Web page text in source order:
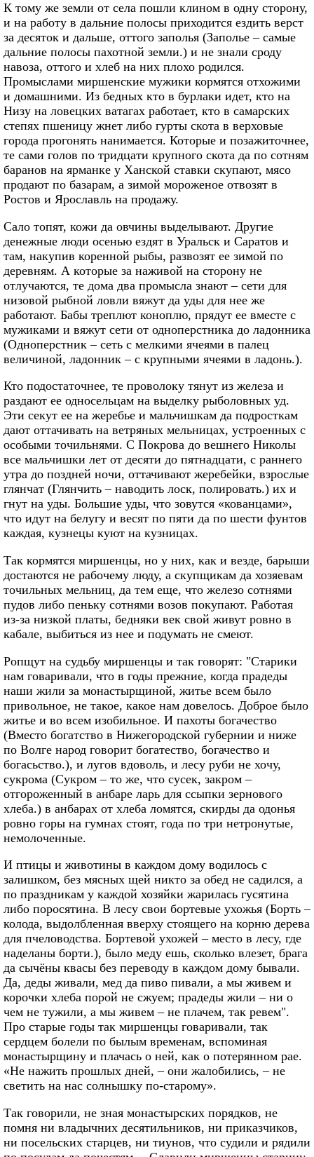
К тому же земли от села пошли клином в одну сторону,
и на работу в дальние полосы приходится ездить верст
за десяток и дальше, оттого заполья (Заполье – самые
дальние полосы пахотной земли.) и не знали сроду
навоза, оттого и хлеб на них плохо родился.
Промыслами миршенские мужики кормятся отхожими
и домашними. Из бедных кто в бурлаки идет, кто на
Низу на ловецких ватагах работает, кто в самарских
степях пшеницу жнет либо гурты скота в верховые
города прогонять нанимается. Которые и позажиточнее,
те сами голов по тридцати крупного скота да по сотням
баранов на ярманке у Ханской ставки скупают, мясо
продают по базарам, а зимой мороженое отвозят в
Ростов и Ярославль на продажу.
Сало топят, кожи да овчины выделывают. Другие
денежные люди осенью ездят в Уральск и Саратов и
там, накупив коренной рыбы, развозят ее зимой по
деревням. А которые за наживой на сторону не
отлучаются, те дома два промысла знают – сети для
низовой рыбной ловли вяжут да уды для нее же
работают. Бабы треплют коноплю, прядут ее вместе с
мужиками и вяжут сети от одноперстника до ладонника
(Одноперстник – сеть с мелкими ячеями в палец
величиной, ладонник – с крупными ячеями в ладонь.).
Кто подостаточнее, те проволоку тянут из железа и
раздают ее односельцам на выделку рыболовных уд.
Эти секут ее на жеребье и мальчишкам да подросткам
дают оттачивать на ветряных мельницах, устроенных с
особыми точильнями. С Покрова до вешнего Николы
все мальчишки лет от десяти до пятнадцати, с раннего
утра до поздней ночи, оттачивают жеребейки, взрослые
глянчат (Глянчить – наводить лоск, полировать.) их и
гнут на уды. Большие уды, что зовутся «кованцами»,
что идут на белугу и весят по пяти да по шести фунтов
каждая, кузнецы куют на кузницах.
Так кормятся миршенцы, но у них, как и везде, барыши
достаются не рабочему люду, а скупщикам да хозяевам
точильных мельниц, да тем еще, что железо сотнями
пудов либо пеньку сотнями возов покупают. Работая
из-за низкой платы, бедняки век свой живут ровно в
кабале, выбиться из нее и подумать не смеют.
Ропщут на судьбу миршенцы и так говорят: "Старики
нам говаривали, что в годы прежние, когда прадеды
наши жили за монастырщиной, житье всем было
привольное, не такое, какое нам довелось. Доброе было
житье и во всем изобильное. И пахоты богачество
(Вместо богатство в Нижегородской губернии и ниже
по Волге народ говорит богатество, богачество и
богасьство.), и лугов вдоволь, и лесу руби не хочу,
сукрома (Сукром – то же, что сусек, закром –
отгороженный в анбаре ларь для ссыпки зернового
хлеба.) в анбарах от хлеба ломятся, скирды да одонья
ровно горы на гумнах стоят, года по три нетронутые,
немолоченные.
И птицы и животины в каждом дому водилось с
залишком, без мясных щей никто за обед не садился, а
по праздникам у каждой хозяйки жарилась гусятина
либо поросятина. В лесу свои бортевые ухожья (Борть –
колода, выдолбленная вверху стоящего на корню дерева
для пчеловодства. Бортевой ухожей – место в лесу, где
наделаны борти.), было меду ешь, сколько влезет, брага
да сычёны квасы без переводу в каждом дому бывали.
Да, деды живали, мед да пиво пивали, а мы живем и
корочки хлеба порой не сжуем; прадеды жили – ни о
чем не тужили, а мы живем – не плачем, так ревем".
Про старые годы так миршенцы говаривали, так
сердцем болели по былым временам, вспоминая
монастырщину и плачась о ней, как о потерянном рае.
«Не нажить прошлых дней, – они жалобились, – не
светить на нас солнышку по-старому».
Так говорили, не зная монастырских порядков, не
помня ни владычних десятильников, ни приказчиков,
ни посельских старцев, ни тиунов, что судили и рядили